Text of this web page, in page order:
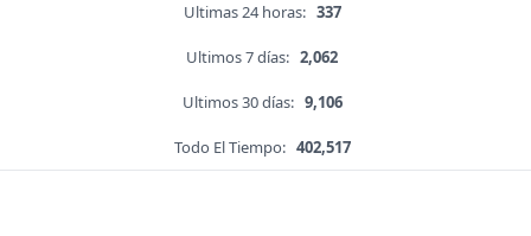
Ultimas 24 horas: 337
Ultimos 7 días: 2,062
Ultimos 30 días: 9,106
Todo El Tiempo: 402,517